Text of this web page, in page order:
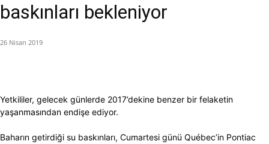
baskınları bekleniyor
26 Nisan 2019
Yetkililer, gelecek günlerde 2017’dekine benzer bir felaketin
yaşanmasından endişe ediyor.
Baharın getirdiği su baskınları, Cumartesi günü Québec’in Pontiac